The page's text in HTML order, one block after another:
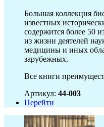
Большая коллекция
известных
содержится более 50
из жизни деятелей
медицины и иных
зарубежных.
Все книги
Артикул: 44-003
Перейти